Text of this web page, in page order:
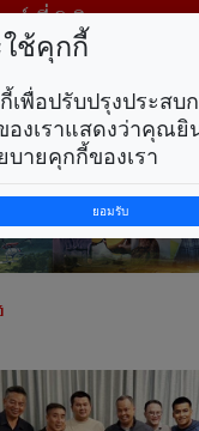
าร์ ที่ 8 สิงหาคม พ.ศ
ช้คุกกี้
เพื่อปรับปรุงประส
องเราแสดงว่าคุณ
ายคุกกี้ของเรา
ยอมรับ